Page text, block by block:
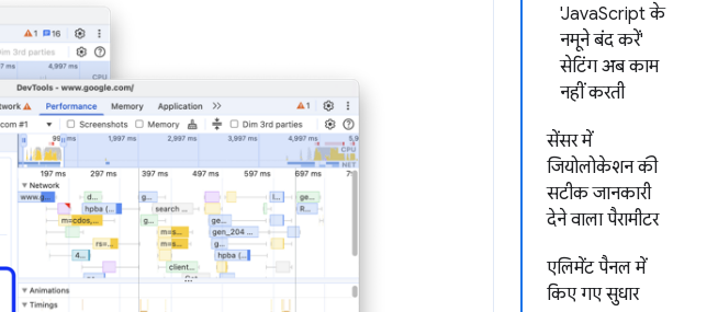
'JavaScript के
नमूने बंद करें'
सेटिंग अब काम
नहीं करती
सेंसर में
जियोलोकेशन की
सटीक जानकारी
देने वाला पैरामीटर
एलिमेंट पैनल में
किए गए सुधार